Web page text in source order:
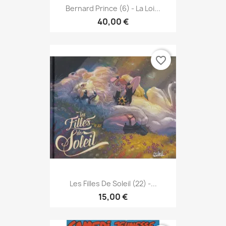
Bernard Prince (6) - La Loi...
40,00 €
Les Filles De Soleil (22) -...
15,00 €
favorite_border